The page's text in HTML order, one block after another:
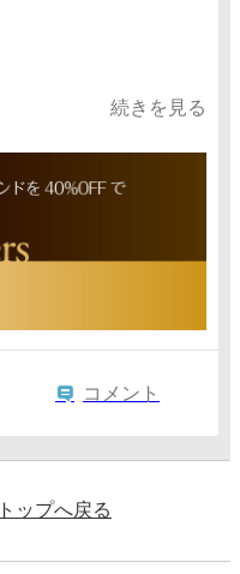
続きを見る
コメント
ップへ戻る